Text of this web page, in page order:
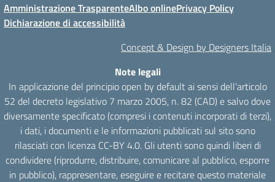
Amministrazione TrasparenteAlbo onlinePrivacy Policy
Dichiarazione di accessibilità
Concept & Design by Designers Italia
Note legali
In applicazione del principio open by default ai sensi dell’articolo
52 del decreto legislativo 7 marzo 2005, n. 82 (CAD) e salvo dove
diversamente specificato (compresi i contenuti incorporati di terzi),
i dati, i documenti e le informazioni pubblicati sul sito sono
rilasciati con licenza CC-BY 4.0. Gli utenti sono quindi liberi di
condividere (riprodurre, distribuire, comunicare al pubblico, esporre
in pubblico), rappresentare, eseguire e recitare questo materiale